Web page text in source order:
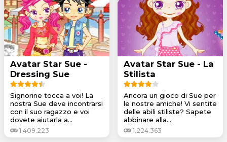
Avatar Star Sue -
Dressing Sue
Signorine tocca a voi! La
nostra Sue deve incontrarsi
con il suo ragazzo e voi
dovete aiutarla a...
1.409.223
Avatar Star Sue - La
Stilista
Ancora un gioco di Sue per
le nostre amiche! Vi sentite
delle abili stiliste? Sapete
abbinare alla...
1.224.363